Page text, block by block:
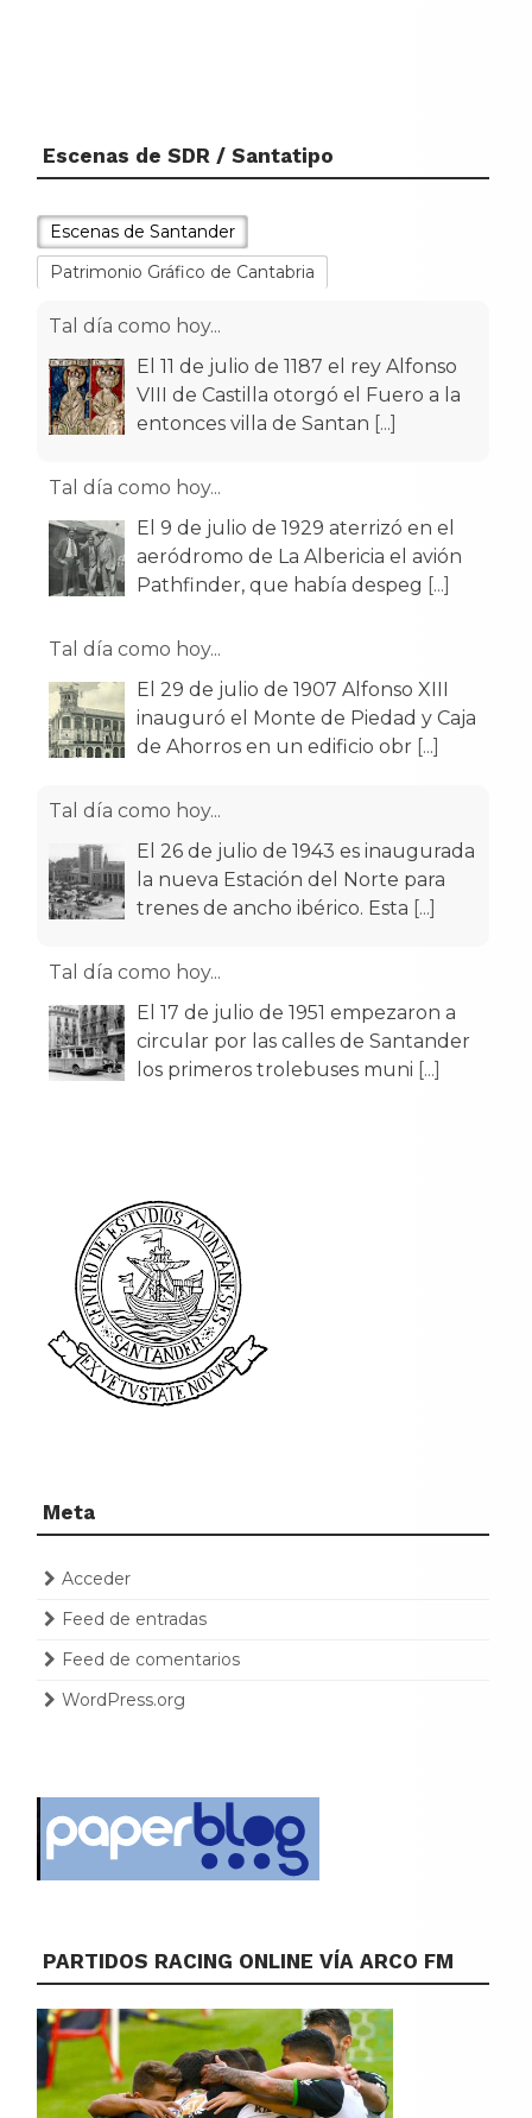
Escenas de SDR / Santatipo
Escenas de Santander
Patrimonio Gráfico de Cantabria
Tal día como hoy...
El 11 de julio de 1187 el rey Alfonso
VIII de Castilla otorgó el Fuero a la
entonces villa de Santan [...]
Tal día como hoy...
El 9 de julio de 1929 aterrizó en el
aeródromo de La Albericia el avión
Pathfinder, que había despeg [...]
Tal día como hoy...
El 29 de julio de 1907 Alfonso XIII
inauguró el Monte de Piedad y Caja
de Ahorros en un edificio obr [...]
Tal día como hoy...
El 26 de julio de 1943 es inaugurada
la nueva Estación del Norte para
trenes de ancho ibérico. Esta [...]
Tal día como hoy...
El 17 de julio de 1951 empezaron a
circular por las calles de Santander
los primeros trolebuses muni [...]
Meta
Acceder
Feed de entradas
Feed de comentarios
WordPress.org
PARTIDOS RACING ONLINE VÍA ARCO FM